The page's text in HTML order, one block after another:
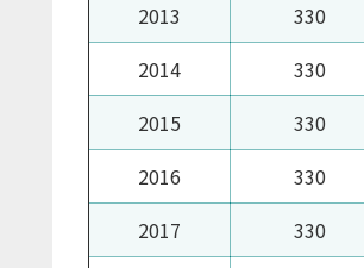
2013
330
2014
330
2015
330
2016
330
2017
330